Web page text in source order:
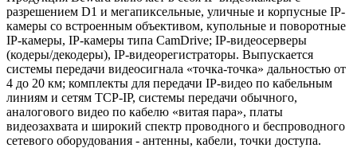
разрешением D1 и мегапиксельные, уличные и корпусные IP-
камеры со встроенным объективом, купольные и поворотные
IP-камеры, IP-камеры типа CamDrive; IP-видеосерверы
(кодеры/декодеры), IP-видеорегистраторы. Выпускается
системы передачи видеосигнала «точка-точка» дальностью от
4 до 20 км; комплекты для передачи IP-видео по кабельным
линиям и сетям TCP-IP, системы передачи обычного,
аналогового видео по кабелю «витая пара», платы
видеозахвата и широкий спектр проводного и беспроводного
сетевого оборудования - антенны, кабели, точки доступа.